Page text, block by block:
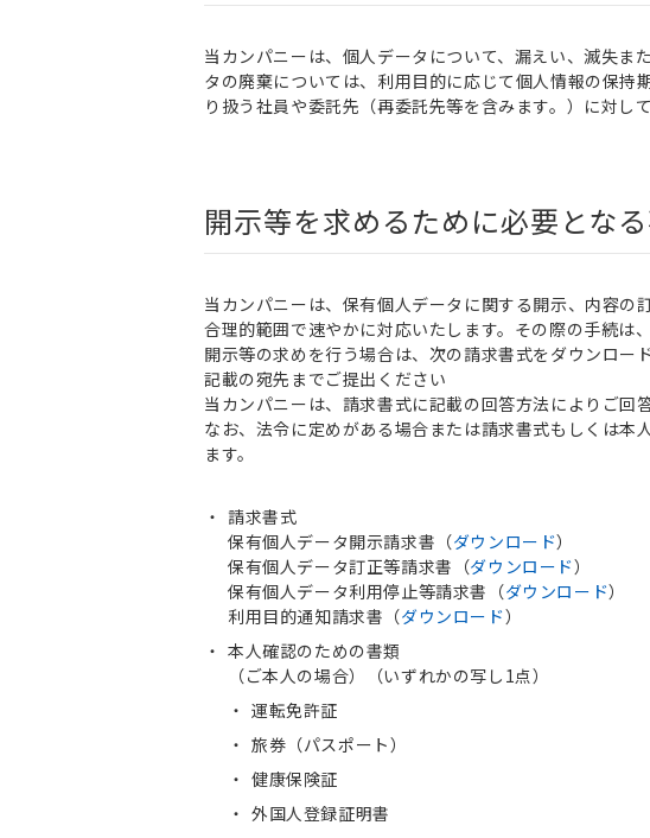
当カンパニーは、個人データについて、漏えい、滅失
タの廃棄については、利用目的に応じて個人情報の保
り扱う社員や委託先（再委託先等を含みます。）に対し
開示等を求めるために必要とな
当カンパニーは、保有個人データに関する開示、内容
合理的範囲で速やかに対応いたします。その際の手続は
開示等の求めを行う場合は、次の請求書式をダウンロ
記載の宛先までご提出ください
当カンパニーは、請求書式に記載の回答方法によりご回
なお、法令に定めがある場合または請求書式もしくは
ます。
請求書式
保有個人データ開示請求書（ダウンロード）
保有個人データ訂正等請求書（ダウンロード）
保有個人データ利用停止等請求書（ダウンロード）
利用目的通知請求書（ダウンロード）
本人確認のための書類
（ご本人の場合）（いずれかの写し1点）
運転免許証
旅券（パスポート）
健康保険証
外国人登録証明書